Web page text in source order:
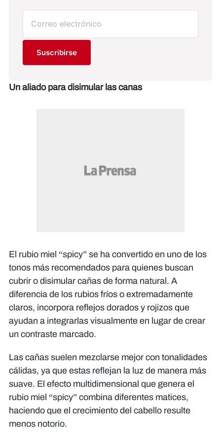
Suscribirse
Un aliado para disimular las canas
El rubio miel “spicy” se ha convertido en uno de los
tonos más recomendados para quienes buscan
cubrir o disimular cañas de forma natural. A
diferencia de los rubios fríos o extremadamente
claros, incorpora reflejos dorados y rojizos que
ayudan a integrarlas visualmente en lugar de crear
un contraste marcado.
Las cañas suelen mezclarse mejor con tonalidades
cálidas, ya que estas reflejan la luz de manera más
suave. El efecto multidimensional que genera el
rubio miel “spicy” combina diferentes matices,
haciendo que el crecimiento del cabello resulte
menos notorio.